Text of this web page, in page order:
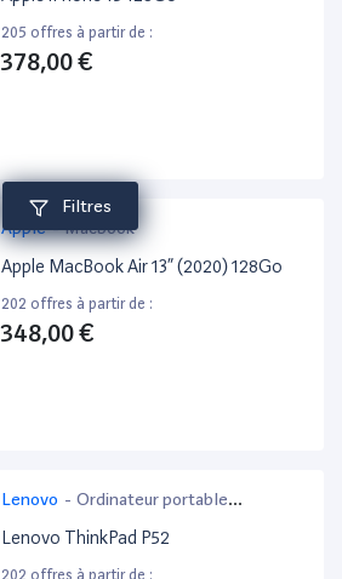
Filtres
205 offres à partir de :
378,00 €
Apple- Macbook
Apple MacBook Air 13” (2020) 128Go
202 offres à partir de :
348,00 €
Lenovo - Ordinateur portable
bureautique
Lenovo ThinkPad P52
202 offres à partir de :